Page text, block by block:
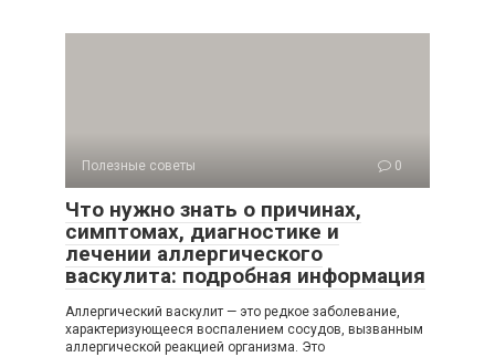
Полезные советы 0
Что нужно знать о причинах,
симптомах, диагностике и
лечении аллергического
васкулита: подробная информация
Аллергический васкулит — это редкое заболевание,
характеризующееся воспалением сосудов, вызванным
аллергической реакцией организма. Это